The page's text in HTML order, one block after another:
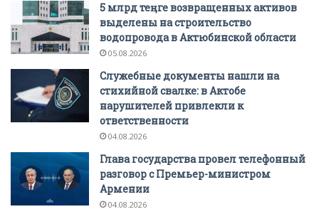
5 млрд теңге возвращенных активов
выделены на строительство
водопровода в Актюбинской области
05.08.2026
Служебные документы нашли на
стихийной свалке: в Актобе
нарушителей привлекли к
ответственности
04.08.2026
Глава государства провел телефонный
разговор с Премьер-министром
Армении
04.08.2026